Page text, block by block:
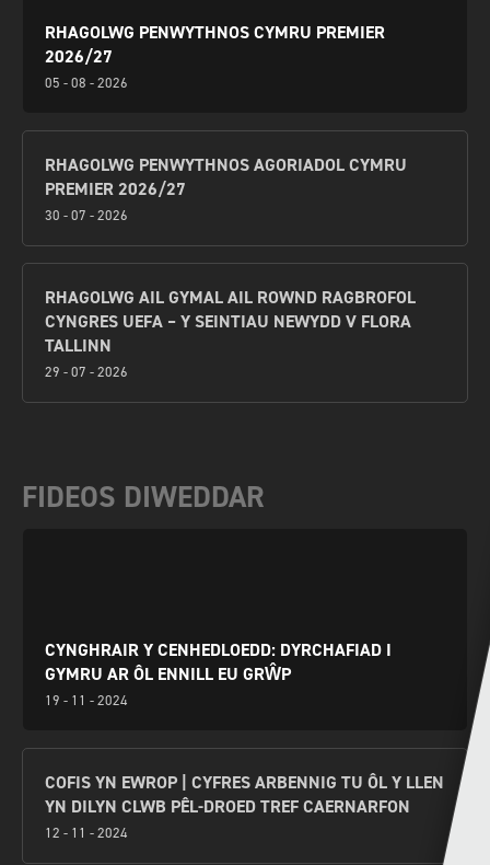
RHAGOLWG PENWYTHNOS CYMRU PREMIER
2026/27
05 - 08 - 2026
RHAGOLWG PENWYTHNOS AGORIADOL CYMRU
PREMIER 2026/27
30 - 07 - 2026
RHAGOLWG AIL GYMAL AIL ROWND RAGBROFOL
CYNGRES UEFA – Y SEINTIAU NEWYDD V FLORA
TALLINN
29 - 07 - 2026
FIDEOS DIWEDDAR
CYNGHRAIR Y CENHEDLOEDD: DYRCHAFIAD I
GYMRU AR ÔL ENNILL EU GRŴP
19 - 11 - 2024
COFIS YN EWROP | CYFRES ARBENNIG TU ÔL Y LLEN
YN DILYN CLWB PÊL-DROED TREF CAERNARFON
12 - 11 - 2024